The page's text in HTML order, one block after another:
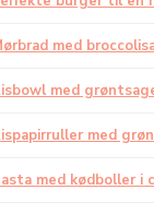
med
med
med
med kødboller i